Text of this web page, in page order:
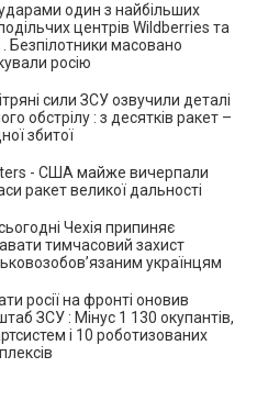
один з найбільших
центрів Wildberries та
Безпілотники масовано
росію
сили ЗСУ озвучили деталі
обстрілу : з десятків ракет –
збитої
- США майже вичерпали
ракет великої дальності
Чехія припиняє
тимчасовий захист
українцям
росії на фронті оновив
ЗСУ : Мінус 1 130 окупантів,
і 10 роботизованих